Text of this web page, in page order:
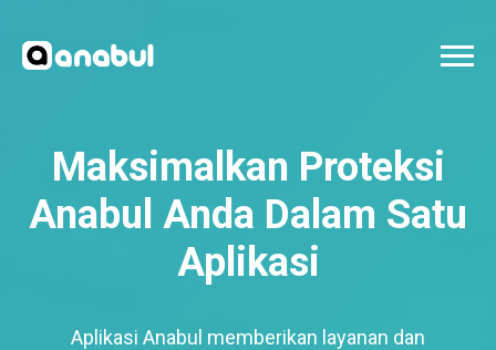
Maksimalkan Proteksi
Anabul Anda Dalam Satu
Aplikasi
Aplikasi Anabul memberikan layanan dan